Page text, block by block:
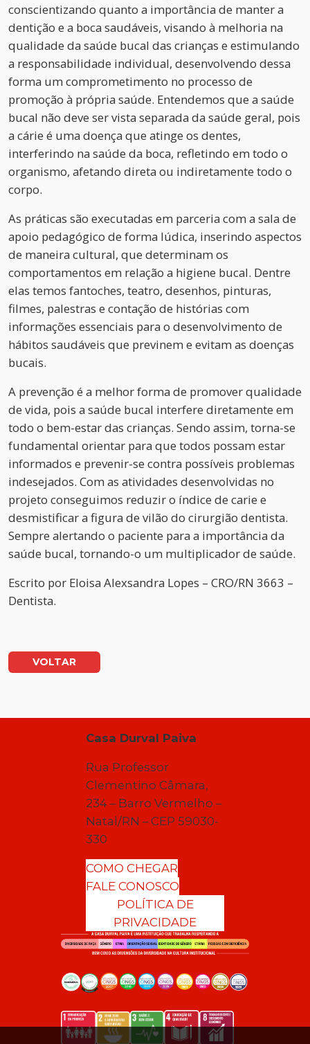
conscientizando quanto a importância de manter a
dentição e a boca saudáveis, visando à melhoria na
qualidade da saúde bucal das crianças e estimulando
a responsabilidade individual, desenvolvendo dessa
forma um comprometimento no processo de
promoção à própria saúde. Entendemos que a saúde
bucal não deve ser vista separada da saúde geral, pois
a cárie é uma doença que atinge os dentes,
interferindo na saúde da boca, refletindo em todo o
organismo, afetando direta ou indiretamente todo o
corpo.
As práticas são executadas em parceria com a sala de
apoio pedagógico de forma lúdica, inserindo aspectos
de maneira cultural, que determinam os
comportamentos em relação a higiene bucal. Dentre
elas temos fantoches, teatro, desenhos, pinturas,
filmes, palestras e contação de histórias com
informações essenciais para o desenvolvimento de
hábitos saudáveis que previnem e evitam as doenças
bucais.
A prevenção é a melhor forma de promover qualidade
de vida, pois a saúde bucal interfere diretamente em
todo o bem-estar das crianças. Sendo assim, torna-se
fundamental orientar para que todos possam estar
informados e prevenir-se contra possíveis problemas
indesejados. Com as atividades desenvolvidas no
projeto conseguimos reduzir o índice de carie e
desmistificar a figura de vilão do cirurgião dentista.
Sempre alertando o paciente para a importância da
saúde bucal, tornando-o um multiplicador de saúde.
Escrito por Eloisa Alexsandra Lopes – CRO/RN 3663 –
Dentista.
VOLTAR
Casa Durval Paiva
Rua Professor
Clementino Câmara,
234 – Barro Vermelho –
Natal/RN – CEP 59030-
330
COMO CHEGAR
FALE CONOSCO
POLÍTICA DE
PRIVACIDADE